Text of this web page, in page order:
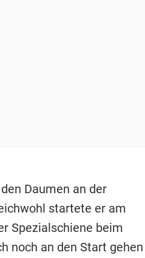
Daumen an der
startete er am
Spezialschiene beim
noch an den Start gehen